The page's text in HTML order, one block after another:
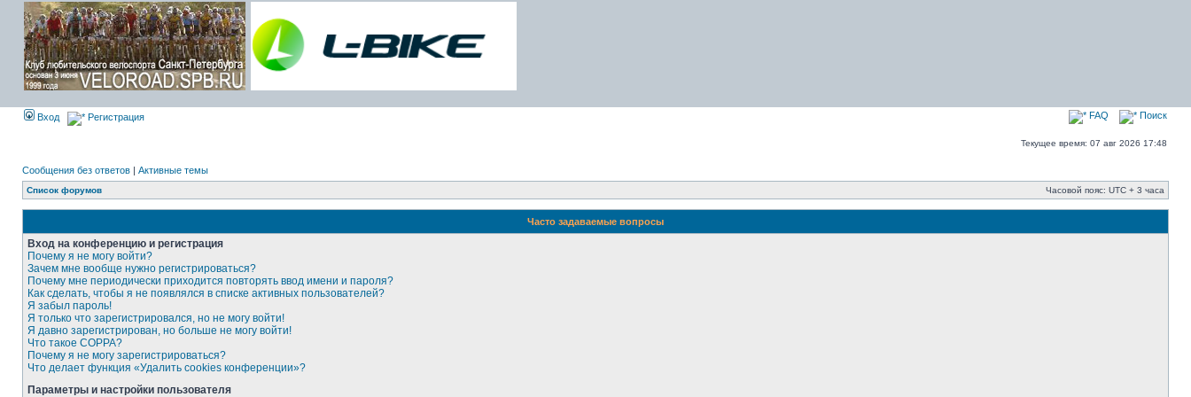
Вход Регистрация FAQ Поиск
Текущее время: 07 авг 2026 17:48
Сообщения без ответов | Активные темы
Список форумов Часовой пояс: UTC + 3 часа
Часто задаваемые вопросы
Вход на конференцию и регистрация
Почему я не могу войти?
Зачем мне вообще нужно регистрироваться?
Почему мне периодически приходится повторять ввод имени и пароля?
Как сделать, чтобы я не появлялся в списке активных пользователей?
Я забыл пароль!
Я только что зарегистрировался, но не могу войти!
Я давно зарегистрирован, но больше не могу войти!
Что такое COPPA?
Почему я не могу зарегистрироваться?
Что делает функция «Удалить cookies конференции»?
Параметры и настройки пользователя